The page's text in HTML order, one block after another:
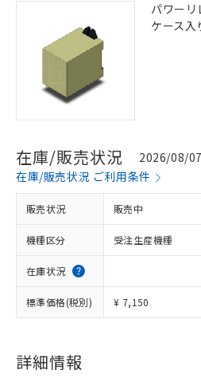
パワー
ケース入
在庫/販売状況
2026/08/
在庫/販売状況 ご利用条件
販売状況 販売中
機種区分 受注生産機種
在庫状況
標準価格(税別) ¥ 7,150
詳細情報